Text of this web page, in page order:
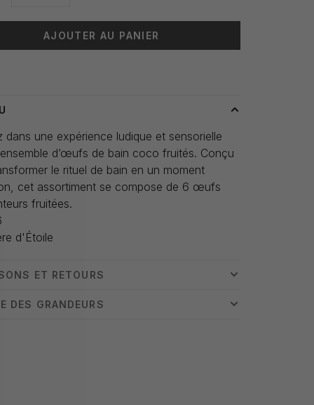
AJOUTER AU PANIER
dans une expérience ludique et sensorielle
d’œufs de bain coco fruités. Conçu
le rituel de bain en un moment
cet assortiment se compose de 6 œufs
fruitées.
d'Étoile
ET RETOURS
DES GRANDEURS